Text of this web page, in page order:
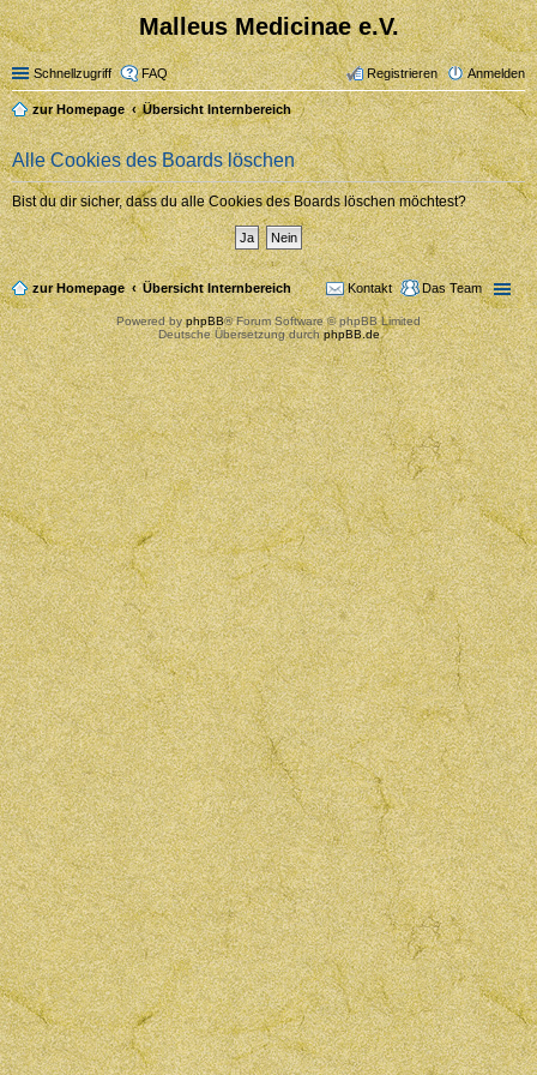
Malleus Medicinae e.V.
Schnellzugriff FAQ Anmelden
Registrieren
zur Homepage Übersicht Internbereich
Alle Cookies des Boards löschen
Bist du dir sicher, dass du alle Cookies des Boards löschen möchtest?
zur Homepage Übersicht Internbereich Das Team
Kontakt
Powered byphpBB® Forum Software © phpBB Limited
Deutsche Übersetzung durchphpBB.de